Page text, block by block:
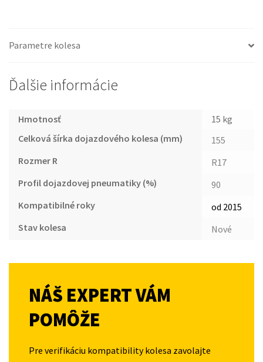
Parametre kolesa
Ďalšie informácie
Hmotnosť
15 kg
Celková šírka dojazdového kolesa (mm)
155
Rozmer R
R17
Profil dojazdovej pneumatiky (%)
90
Kompatibilné roky
od 2015
Stav kolesa
Nové
NÁŠ EXPERT VÁM
POMÔŽE
Pre verifikáciu kompatibility kolesa zavolajte